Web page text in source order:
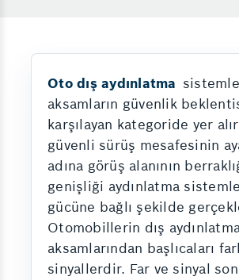
Oto dış aydınlatma
aksamların güvenlik
karşılayan kategoride yer
güvenli sürüş mesafesinin
adına görüş alanının
genişliği aydınlatma
gücüne bağlı şekilde
Otomobillerin dış
aksamlarından başlıcaları
sinyallerdir. Far ve sinyal